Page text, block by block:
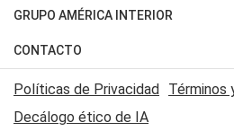
Judiciales
Economia
Motores
Trucos caseros
Series y Películas
Edictos y Solicitadas
Fútbol
Mundial
Automovilismo
Rugby
GRUPO AMÉRICA INTERIOR
Canal 7 en Vivo
CONTACTO
Acerca de Nosotros
Contactanos
Políticas de Privacidad Términos
Decálogo ético de IA